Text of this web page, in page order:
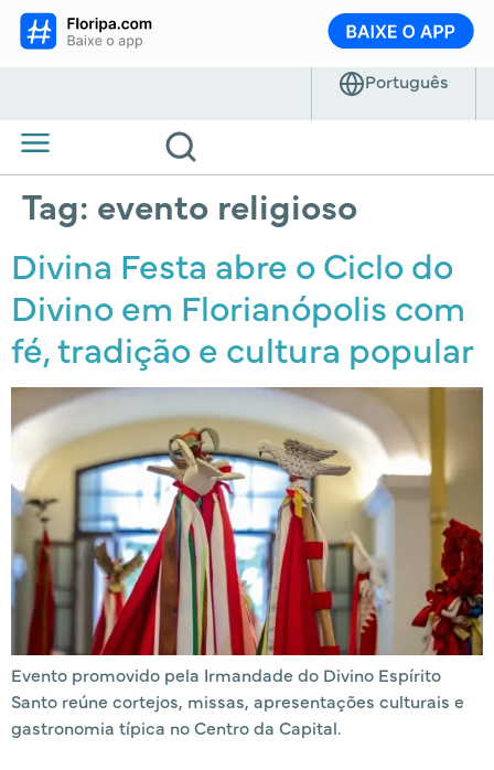
Tag: evento religioso
Divina Festa abre o Ciclo do
Divino em Florianópolis com
fé, tradição e cultura popular
Evento promovido pela Irmandade do Divino Espírito
Santo reúne cortejos, missas, apresentações culturais e
gastronomia típica no Centro da Capital.